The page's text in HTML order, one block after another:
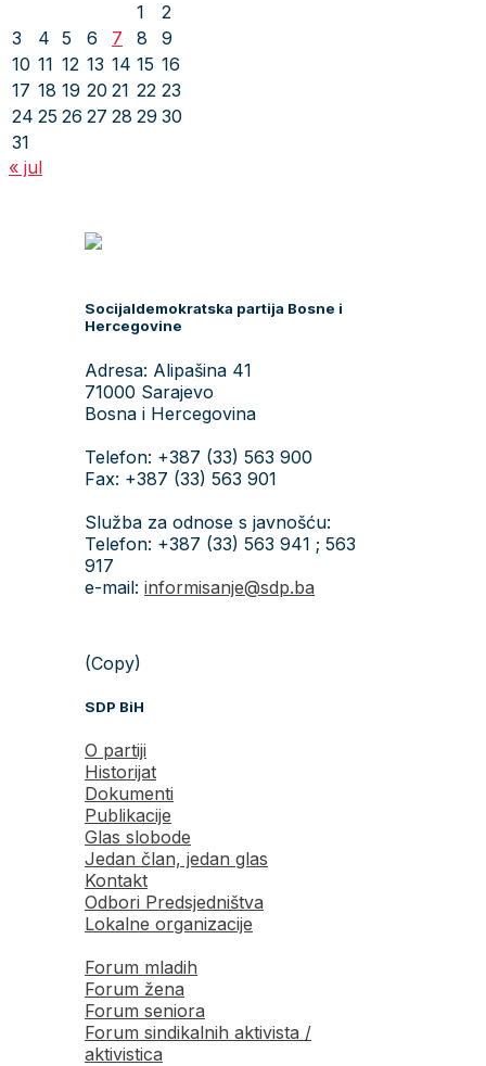
1
2
3
4 5 6 7 8
9
10 11 12 13 14 15 16
17 18 19 20 21 22 23
24 25 26 27 28 29 30
31
« jul
Socijaldemokratska partija Bosne i
Hercegovine
Adresa: Alipašina 41
71000 Sarajevo
Bosna i Hercegovina
Telefon: +387 (33) 563 900
Fax: +387 (33) 563 901
Služba za odnose s javnošću:
Telefon: +387 (33) 563 941 ; 563
917
e-mail: informisanje@sdp.ba
(Copy)
SDP BiH
O partiji
Historijat
Dokumenti
Publikacije
Glas slobode
Jedan član, jedan glas
Kontakt
Odbori Predsjedništva
Lokalne organizacije
Forum mladih
Forum žena
Forum seniora
Forum sindikalnih aktivista /
aktivistica